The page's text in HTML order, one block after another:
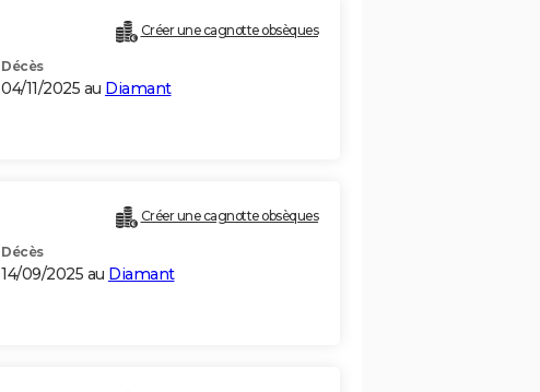
Créer une cagnotte obsèques
Décès
04/11/2025 au Diamant
Créer une cagnotte obsèques
Décès
14/09/2025 au Diamant